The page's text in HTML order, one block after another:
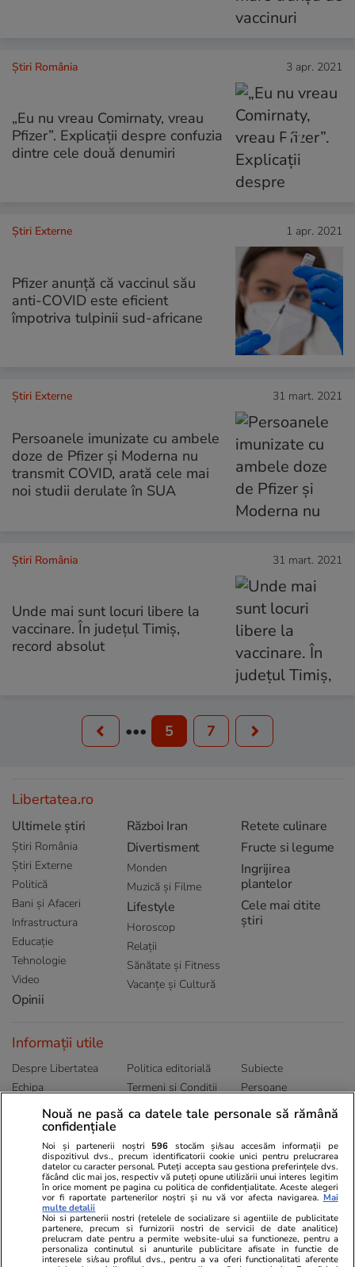
Știri România 3 apr. 2021
„Eu nu vreau Comirnaty, vreau
Pfizer”. Explicaţii despre confuzia
dintre cele două denumiri
Știri Externe 1 apr. 2021
Pfizer anunță că vaccinul său
anti-COVID este eficient
împotriva tulpinii sud-africane
Știri Externe 31 mart. 2021
Persoanele imunizate cu ambele
doze de Pfizer și Moderna nu
transmit COVID, arată cele mai
noi studii derulate în SUA
Știri România 31 mart. 2021
Unde mai sunt locuri libere la
vaccinare. În județul Timiș,
record absolut
••• 5 7
Libertatea.ro
Ultimele știri
Știri România
Știri Externe
Politică
Bani și Afaceri
Infrastructura
Educație
Tehnologie
Video
Opinii
Război Iran
Divertisment
Monden
Muzică și Filme
Lifestyle
Horoscop
Relații
Sănătate și Fitness
Vacanțe și Cultură
Retete culinare
Fructe si legume
Ingrijirea
plantelor
Cele mai citite
știri
Informații utile
Despre Libertatea
Echipa
Publicitate
Politica de
Politica editorială
Termeni și Conditii
Abonamente
Subiecte
Persoane
Sitemap
Ringier România
Libertatea pentru
Unica.ro
Program TV
ELLE
Gazeta Sporturilor
Stiri mondene
Calculator sarcina
Locuri de muncă
Imobiliare.ro
Jobradar24
Imoradar24
Nouă ne pasă ca datele tale personale să rămână
confidențiale
Noi și partenerii noștri 596 stocăm și/sau accesăm informații pe
dispozitivul dvs., precum identificatorii cookie unici pentru prelucrarea
datelor cu caracter personal. Puteți accepta sau gestiona preferințele dvs.
făcând clic mai jos, respectiv vă puteți opune utilizării unui interes legitim
în orice moment pe pagina cu politica de confidențialitate. Aceste alegeri
vor fi raportate partenerilor noștri și nu vă vor afecta navigarea. Mai
multe detalii
Noi si partenerii nostri (retelele de socializare si agentiile de publicitate
partenere, precum si furnizorii nostri de servicii de date analitice)
prelucram date pentru a permite website-ului sa functioneze, pentru a
personaliza continutul si anunturile publicitare afisate in functie de
interesele si/sau profilul dvs., pentru a va oferi functionalitati aferente